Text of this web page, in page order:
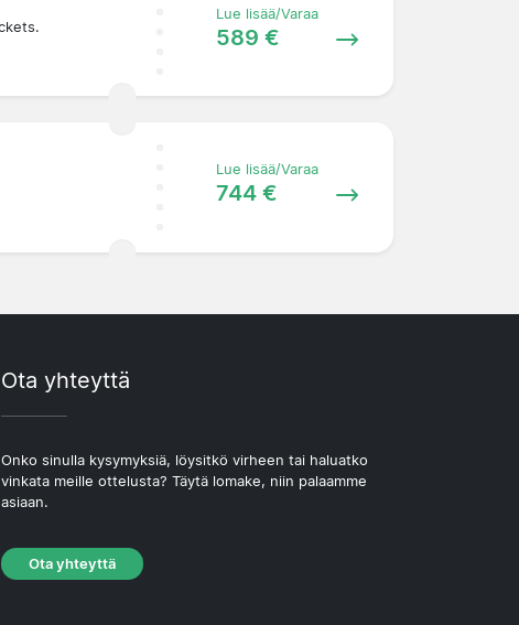
Lue lisää/Varaa
589 €
Lue lisää/Varaa
744 €
Ota yhteyttä
Onko sinulla kysymyksiä, löysitkö virheen tai haluatko
vinkata meille ottelusta? Täytä lomake, niin palaamme
asiaan.
Ota yhteyttä